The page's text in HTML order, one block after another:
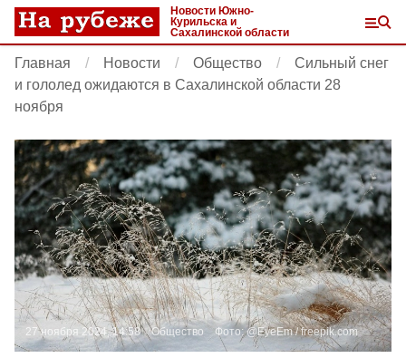
Новости Южно-
Курильска и
Сахалинской области
Главная Новости Общество
Сильный снег
и гололед ожидаются в Сахалинской области 28
ноября
27 ноября 2024, 14:58 Общество Фото:@EyeEm /freepik.com